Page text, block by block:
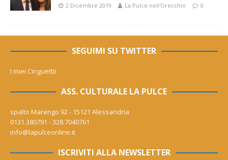
2 Dicembre 2019 La Pulce nell'Orecchio 0
SEGUIMI SU TWITTER
I miei Cinguettii
ASS. CULTURALE LA PULCE
spalto Marengo 92 - 15121 Alessandria
0131.380791 - 328.7040761
info@lapulceonline.it
ISCRIVITI ALLA NEWSLETTER